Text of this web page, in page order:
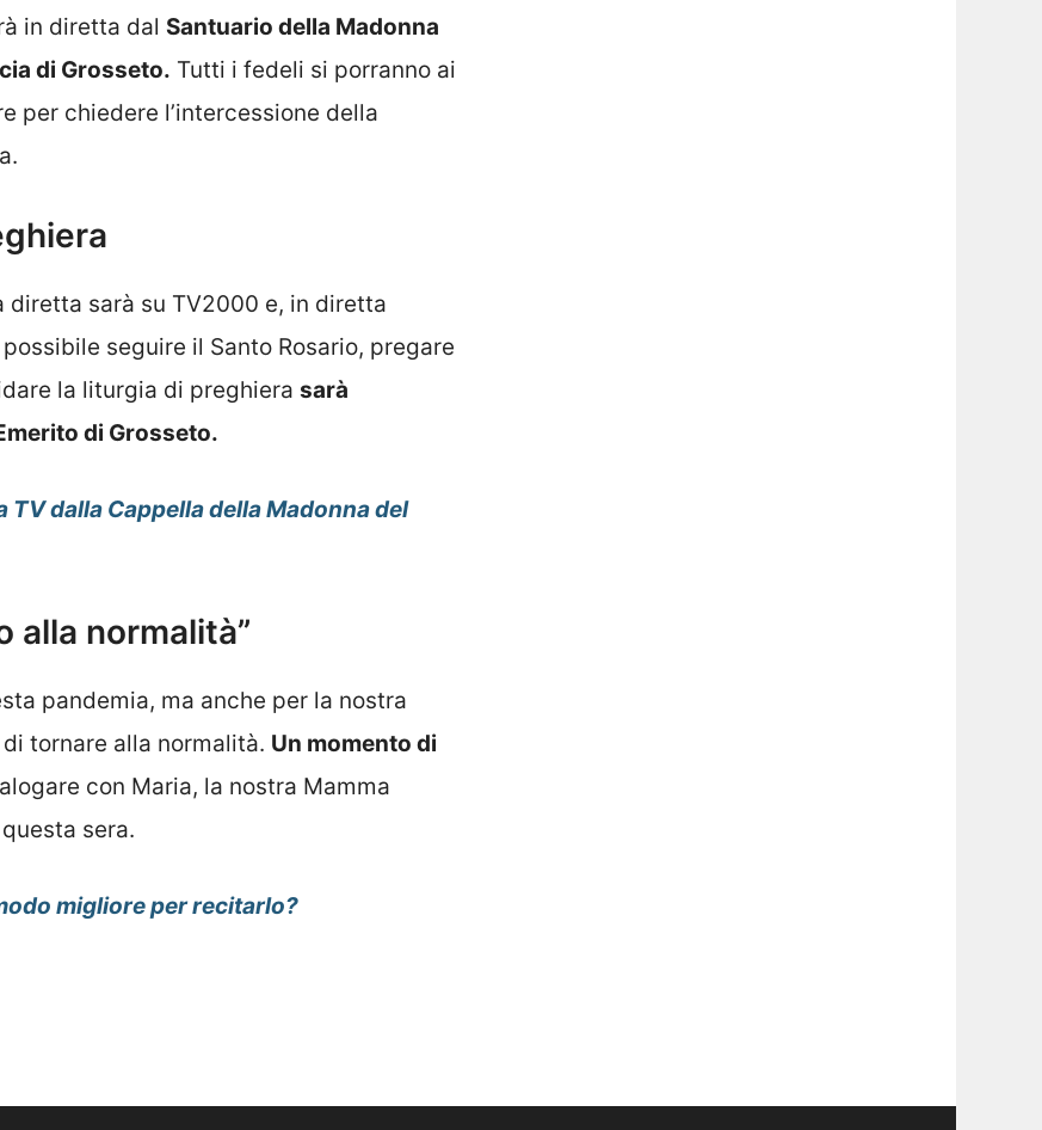
in diretta dal Santuario della Madonna
di Grosseto. Tutti i fedeli si porranno ai
per chiedere l’intercessione della
sarà su TV2000 e, in diretta
seguire il Santo Rosario, pregare
la liturgia di preghiera sarà
di Grosseto.
dalla Cappella della Madonna del
alla normalità”
pandemia, ma anche per la nostra
tornare alla normalità. Un momento di
con Maria, la nostra Mamma
sera.
migliore per recitarlo?